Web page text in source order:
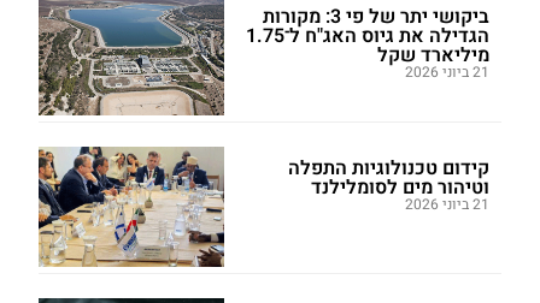
ביקושי יתר של פי 3: מקורות
הגדילה את גיוס האג"ח ל־1.75
מיליארד שקל
21 ביוני 2026
קידום טכנולוגיות התפלה
וטיהור מים לסומלילנד
21 ביוני 2026